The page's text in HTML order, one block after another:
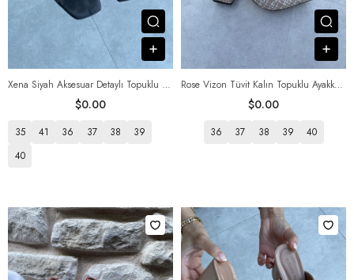
Xena Siyah Aksesuar Detaylı Topuklu Ayakkabı
$0.00
В корзину
35 41 36 37 38
39
40
Rose Vizon Tüvit Kalın Topuklu Ayakkabı
$0.00
36 37 38 39 40